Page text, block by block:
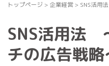
トップページ > 企業経営 > SNS活用
SNS活用法
チの広告戦略